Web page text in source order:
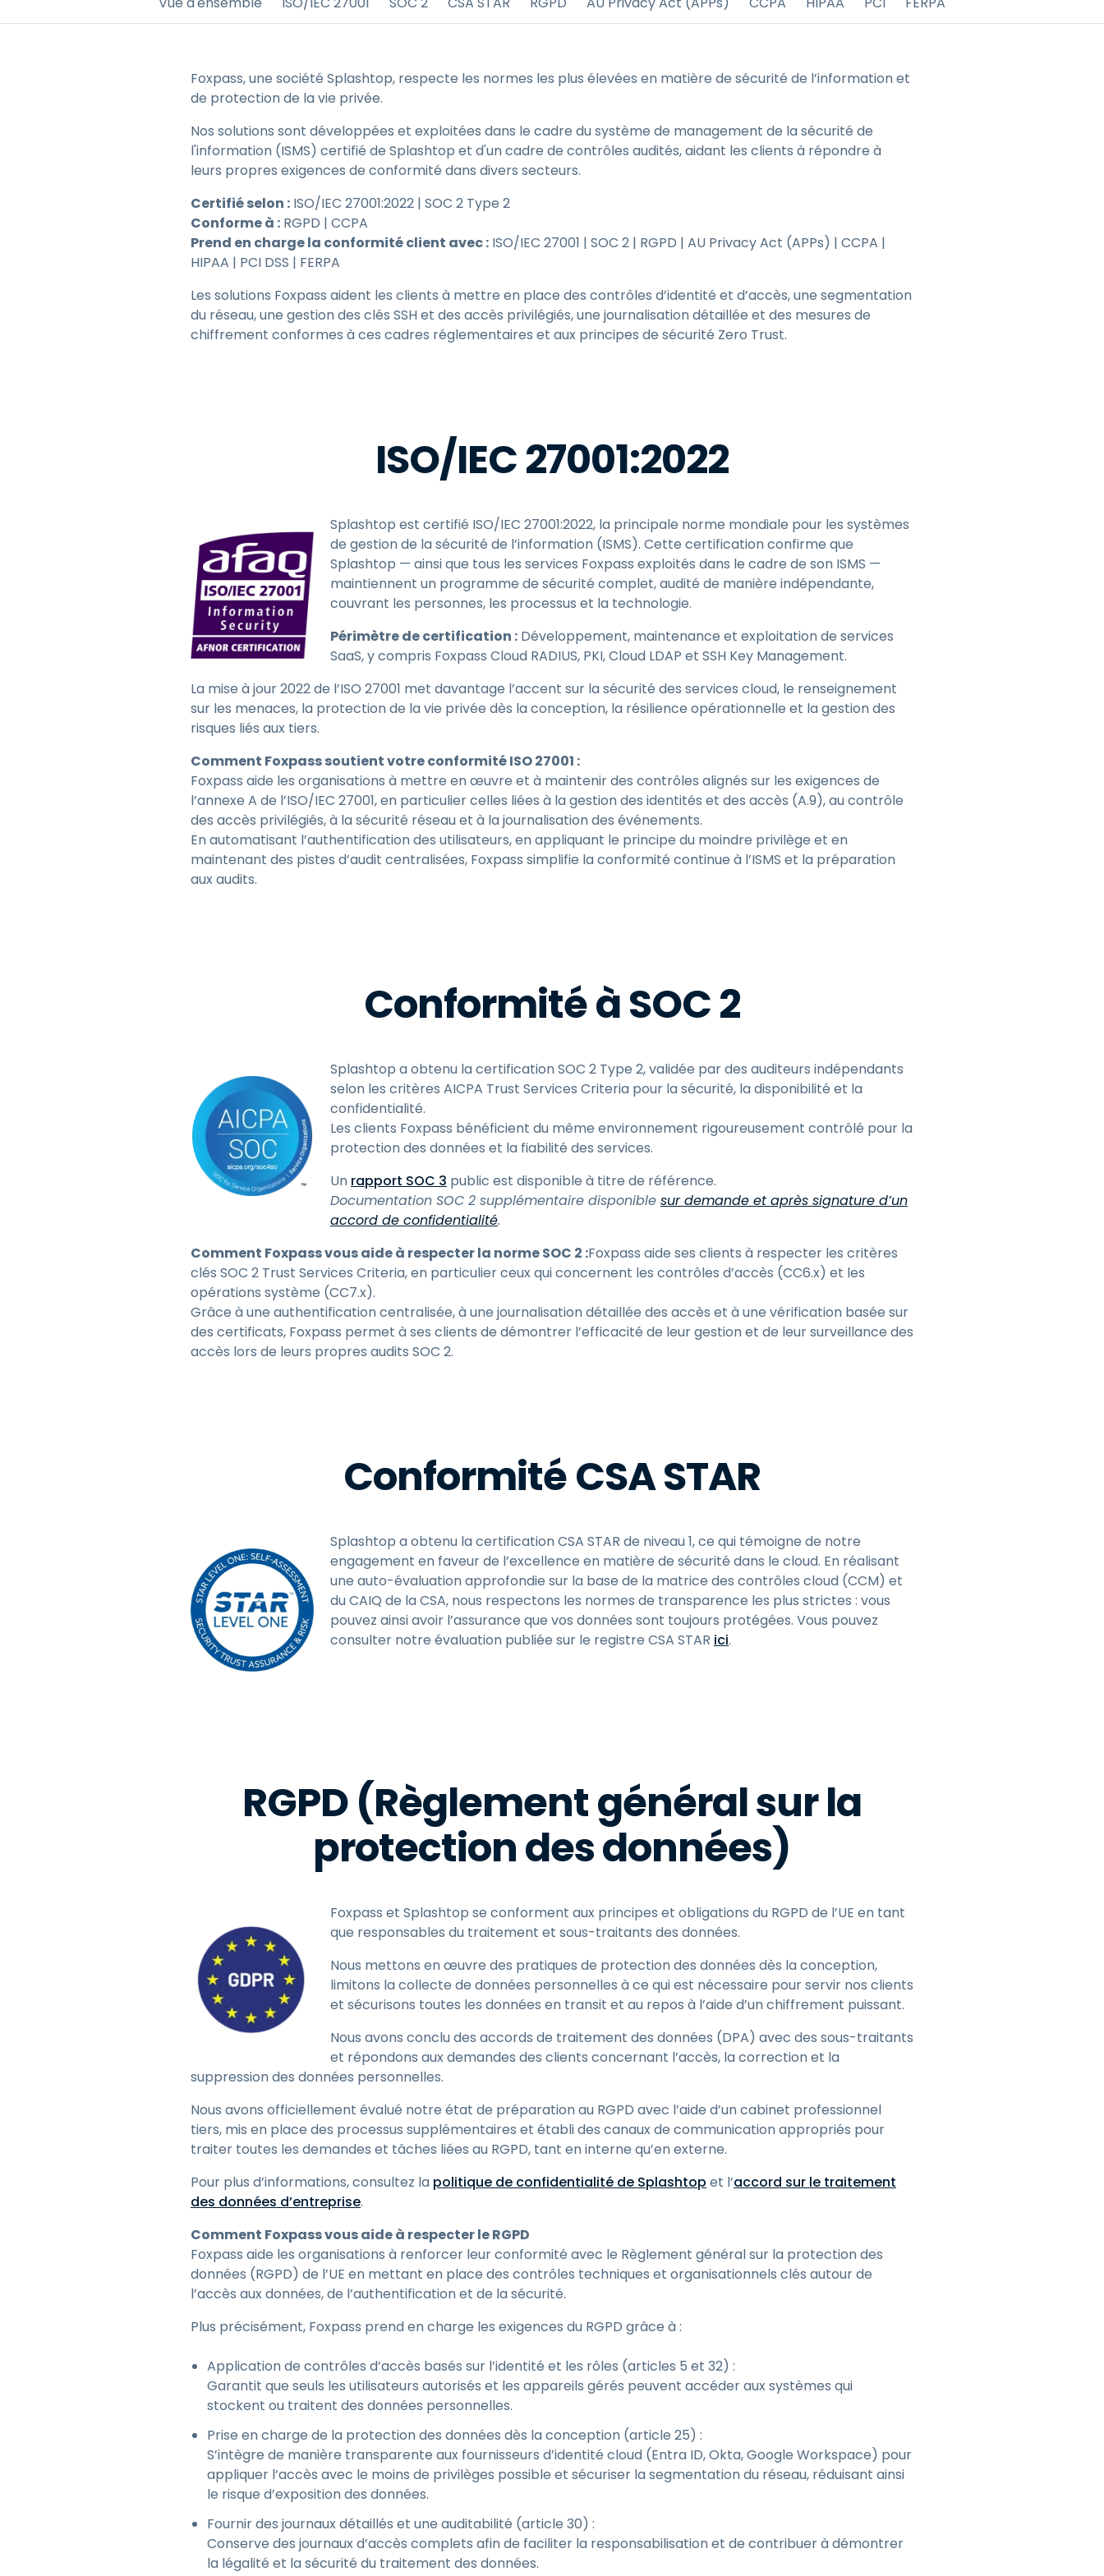
Gestion des clés SSH & des
gestion des VLAN
Intégration eduroam pour
l'enseignement supérieur
繁體中文
Foxpass, une société Splashtop, respecte les normes les plus élevées en matière de sécurité de l’information et
de protection de la vie privée.
Nos solutions sont développées et exploitées dans le cadre du système de management de la sécurité de
l'information (ISMS) certifié de Splashtop et d'un cadre de contrôles audités, aidant les clients à répondre à
leurs propres exigences de conformité dans divers secteurs.
Certifié selon : ISO/IEC 27001:2022 | SOC 2 Type 2
Conforme à : RGPD | CCPA
Prend en charge la conformité client avec : ISO/IEC 27001 | SOC 2 | RGPD | AU Privacy Act (APPs) | CCPA |
HIPAA | PCI DSS | FERPA
Les solutions Foxpass aident les clients à mettre en place des contrôles d’identité et d’accès, une segmentation
du réseau, une gestion des clés SSH et des accès privilégiés, une journalisation détaillée et des mesures de
chiffrement conformes à ces cadres réglementaires et aux principes de sécurité Zero Trust.
ISO/IEC 27001:2022
Splashtop est certifié ISO/IEC 27001:2022, la principale norme mondiale pour les systèmes
de gestion de la sécurité de l’information (ISMS). Cette certification confirme que
Splashtop — ainsi que tous les services Foxpass exploités dans le cadre de son ISMS —
maintiennent un programme de sécurité complet, audité de manière indépendante,
couvrant les personnes, les processus et la technologie.
Périmètre de certification : Développement, maintenance et exploitation de services
SaaS, y compris Foxpass Cloud RADIUS, PKI, Cloud LDAP et SSH Key Management.
La mise à jour 2022 de l’ISO 27001 met davantage l’accent sur la sécurité des services cloud, le renseignement
sur les menaces, la protection de la vie privée dès la conception, la résilience opérationnelle et la gestion des
risques liés aux tiers.
Comment Foxpass soutient votre conformité ISO 27001 :
Foxpass aide les organisations à mettre en œuvre et à maintenir des contrôles alignés sur les exigences de
l’annexe A de l’ISO/IEC 27001, en particulier celles liées à la gestion des identités et des accès (A.9), au contrôle
des accès privilégiés, à la sécurité réseau et à la journalisation des événements.
En automatisant l’authentification des utilisateurs, en appliquant le principe du moindre privilège et en
maintenant des pistes d’audit centralisées, Foxpass simplifie la conformité continue à l’ISMS et la préparation
aux audits.
Conformité à SOC 2
Splashtop a obtenu la certification SOC 2 Type 2, validée par des auditeurs indépendants
selon les critères AICPA Trust Services Criteria pour la sécurité, la disponibilité et la
confidentialité.
Les clients Foxpass bénéficient du même environnement rigoureusement contrôlé pour la
protection des données et la fiabilité des services.
Un rapport SOC 3 public est disponible à titre de référence.
Documentation SOC 2 supplémentaire disponible sur demande et après signature d’un
accord de confidentialité.
Comment Foxpass vous aide à respecter la norme SOC 2 :Foxpass aide ses clients à respecter les critères
clés SOC 2 Trust Services Criteria, en particulier ceux qui concernent les contrôles d’accès (CC6.x) et les
opérations système (CC7.x).
Grâce à une authentification centralisée, à une journalisation détaillée des accès et à une vérification basée sur
des certificats, Foxpass permet à ses clients de démontrer l’efficacité de leur gestion et de leur surveillance des
accès lors de leurs propres audits SOC 2.
Conformité CSA STAR
Splashtop a obtenu la certification CSA STAR de niveau 1, ce qui témoigne de notre
engagement en faveur de l’excellence en matière de sécurité dans le cloud. En réalisant
une auto-évaluation approfondie sur la base de la matrice des contrôles cloud (CCM) et
du CAIQ de la CSA, nous respectons les normes de transparence les plus strictes : vous
pouvez ainsi avoir l’assurance que vos données sont toujours protégées. Vous pouvez
consulter notre évaluation publiée sur le registre CSA STAR ici.
RGPD (Règlement général sur la
protection des données)
Foxpass et Splashtop se conforment aux principes et obligations du RGPD de l’UE en tant
que responsables du traitement et sous-traitants des données.
Nous mettons en œuvre des pratiques de protection des données dès la conception,
limitons la collecte de données personnelles à ce qui est nécessaire pour servir nos clients
et sécurisons toutes les données en transit et au repos à l’aide d’un chiffrement puissant.
Nous avons conclu des accords de traitement des données (DPA) avec des sous-traitants
et répondons aux demandes des clients concernant l’accès, la correction et la
suppression des données personnelles.
Nous avons officiellement évalué notre état de préparation au RGPD avec l’aide d’un cabinet professionnel
tiers, mis en place des processus supplémentaires et établi des canaux de communication appropriés pour
traiter toutes les demandes et tâches liées au RGPD, tant en interne qu’en externe.
Pour plus d’informations, consultez la politique de confidentialité de Splashtop et l’accord sur le traitement
des données d’entreprise.
Comment Foxpass vous aide à respecter le RGPD
Foxpass aide les organisations à renforcer leur conformité avec le Règlement général sur la protection des
données (RGPD) de l’UE en mettant en place des contrôles techniques et organisationnels clés autour de
l’accès aux données, de l’authentification et de la sécurité.
Plus précisément, Foxpass prend en charge les exigences du RGPD grâce à :
Application de contrôles d’accès basés sur l’identité et les rôles (articles 5 et 32) :
Garantit que seuls les utilisateurs autorisés et les appareils gérés peuvent accéder aux systèmes qui
stockent ou traitent des données personnelles.
Prise en charge de la protection des données dès la conception (article 25) :
S’intègre de manière transparente aux fournisseurs d’identité cloud (Entra ID, Okta, Google Workspace) pour
appliquer l’accès avec le moins de privilèges possible et sécuriser la segmentation du réseau, réduisant ainsi
le risque d’exposition des données.
Fournir des journaux détaillés et une auditabilité (article 30) :
Conserve des journaux d’accès complets afin de faciliter la responsabilisation et de contribuer à démontrer
la légalité et la sécurité du traitement des données.